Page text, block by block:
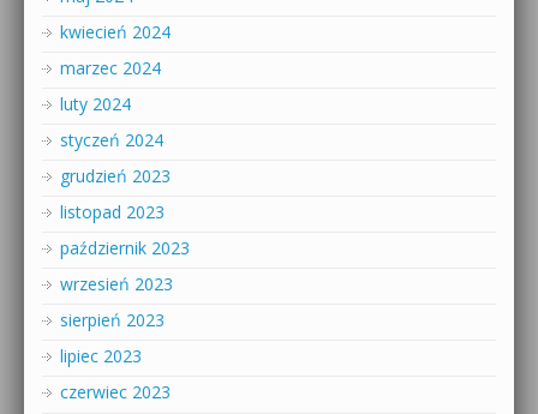
kwiecień 2024
marzec 2024
luty 2024
styczeń 2024
grudzień 2023
listopad 2023
październik 2023
wrzesień 2023
sierpień 2023
lipiec 2023
czerwiec 2023